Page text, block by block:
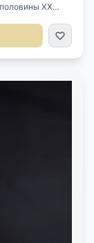
XX
по